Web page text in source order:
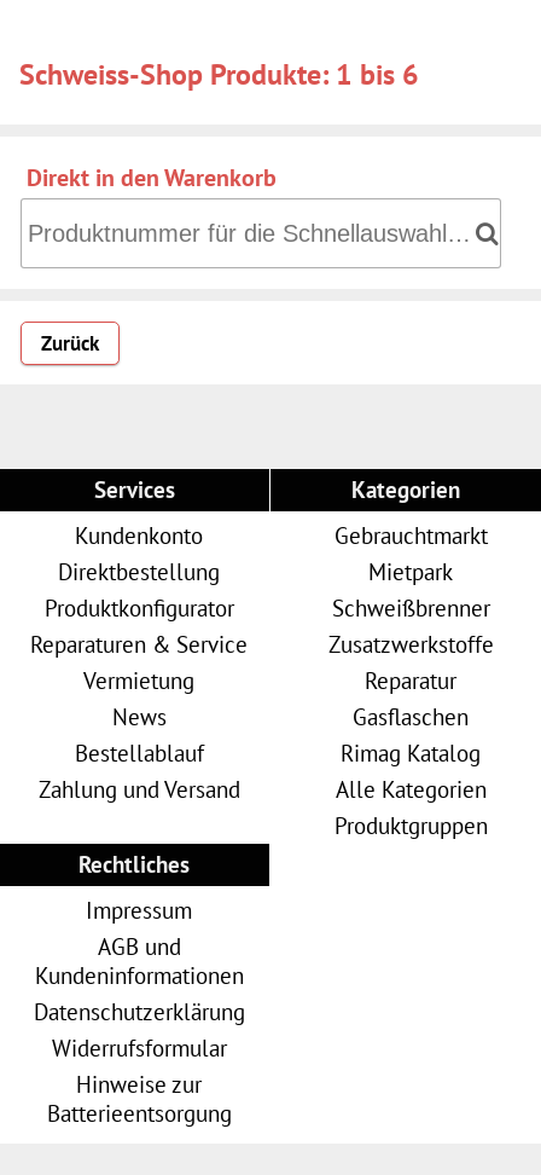
Schweiss-Shop Produkte: 1 bis 6
Direkt in den Warenkorb
Zurück
Services
Kundenkonto
Direktbestellung
Produktkonfigurator
Reparaturen & Service
Vermietung
News
Bestellablauf
Zahlung und Versand
Kategorien
Gebrauchtmarkt
Mietpark
Schweißbrenner
Zusatzwerkstoffe
Reparatur
Gasflaschen
Rimag Katalog
Alle Kategorien
Produktgruppen
Rechtliches
Impressum
AGB und
Kundeninformationen
Datenschutzerklärung
Widerrufsformular
Hinweise zur
Batterieentsorgung